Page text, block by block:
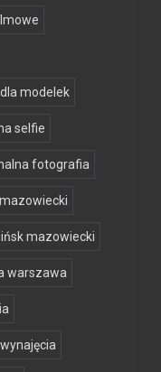
modelek
selfie
fotografia
mazowiecki
warszawa